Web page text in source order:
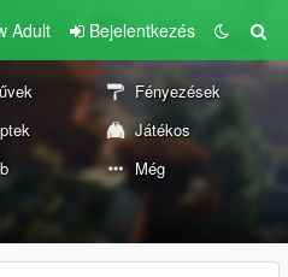
Adult Bejelentkezés
Fényezések
Játékos
Még